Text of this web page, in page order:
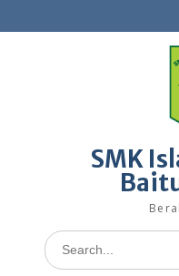
to
SMK
Search
for: